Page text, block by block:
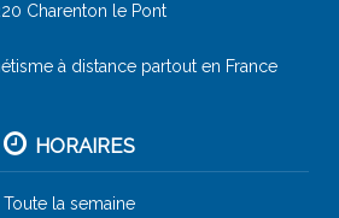
Charenton le Pont
à distance partout en France
HORAIRES
Toute la semaine